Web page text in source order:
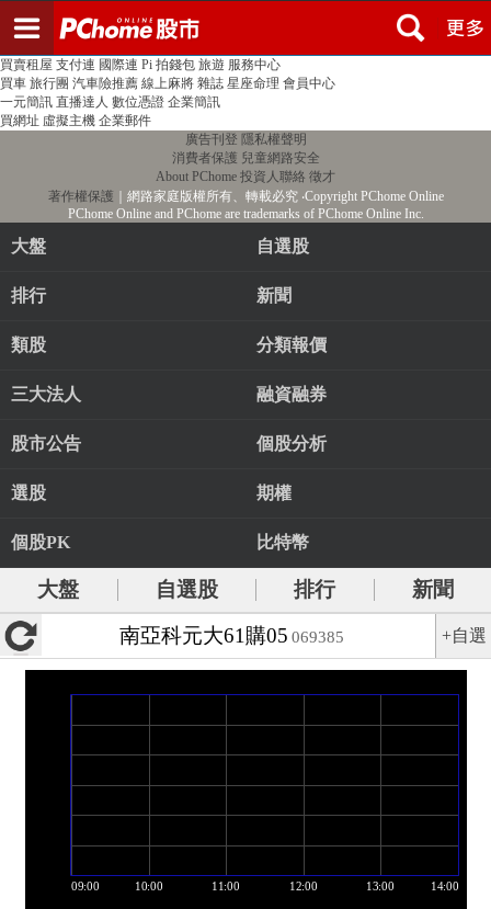
PChome首頁 線上購物 24h購物 書店
買賣租屋 支付連 國際連 Pi 拍錢包 旅遊 服務中心
買車 旅行團 汽車險推薦 線上麻將 雜誌 星座命理 會員中心
一元簡訊 直播達人 數位憑證 企業簡訊
買網址 虛擬主機 企業郵件
廣告刊登 隱私權聲明
消費者保護 兒童網路安全
About PChome 投資人聯絡 徵才
著作權保護 ｜網路家庭版權所有、轉載必究‧Copyright PChome Online
PChome Online and PChome are trademarks of PChome Online Inc.
大盤 自選股
排行 新聞
類股 分類報價
三大法人 融資融券
股市公告 個股分析
選股 期權
個股PK 比特幣
大盤 自選股 排行
新聞
南亞科元大61購05 069385 +自選